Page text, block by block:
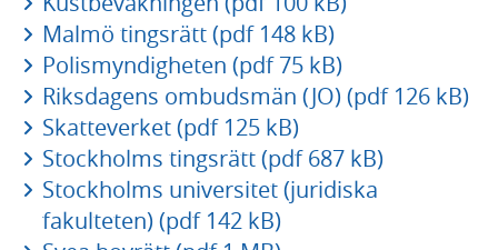
Malmö tingsrätt (pdf 148 kB)
Polismyndigheten (pdf 75 kB)
Riksdagens ombudsmän (JO) (pdf 126 kB)
Skatteverket (pdf 125 kB)
Stockholms tingsrätt (pdf 687 kB)
Stockholms universitet (juridiska
fakulteten) (pdf 142 kB)